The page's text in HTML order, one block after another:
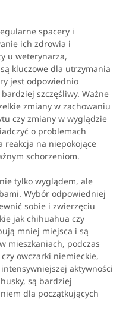
spacery i
ich zdrowia i
u weterynarza,
kluczowe dla utrzymania
jest odpowiednio
szczęśliwy. Ważne
zmiany w zachowaniu
czy zmiany w wyglądzie
o problemach
reakcja na niepokojące
schorzeniom.
tylko wyglądem, ale
Wybór odpowiedniej
sobie i zwierzęciu
jak chihuahua czy
mniej miejsca i są
mieszkaniach, podczas
owczarki niemieckie,
aktywności
są bardziej
dla początkujących